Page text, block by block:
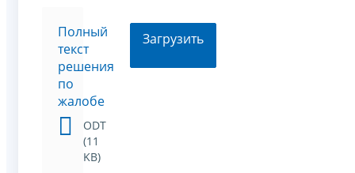
Полный
текст
решения
по
жалобе
ODT
(11
KB)
Загрузить